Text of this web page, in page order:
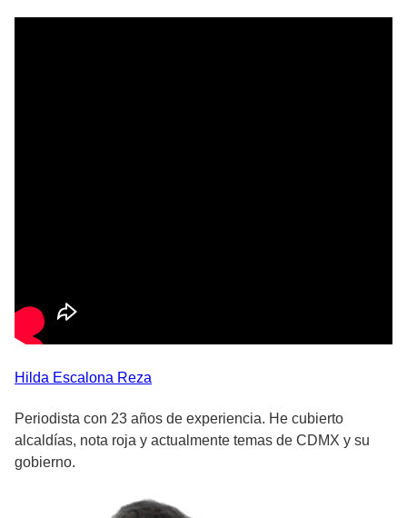
Hilda Escalona Reza
Periodista con 23 años de experiencia. He cubierto
alcaldías, nota roja y actualmente temas de CDMX y su
gobierno.